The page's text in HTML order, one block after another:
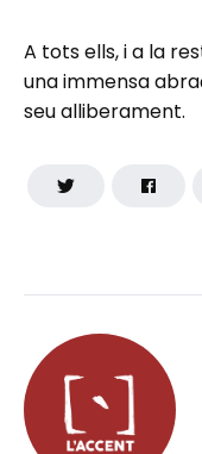
A tots ells, i a la
una immensa
seu alliberament.